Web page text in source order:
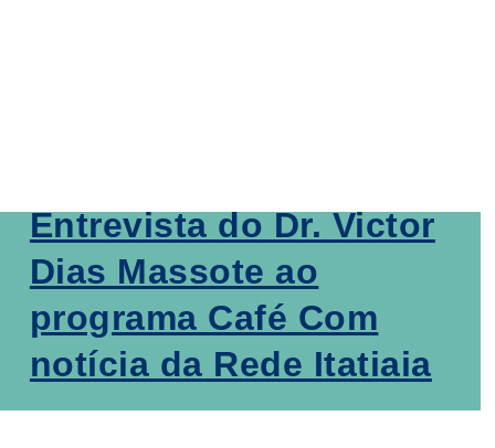
Entrevista do Dr. Victor
Dias Massote ao
programa Café Com
notícia da Rede Itatiaia